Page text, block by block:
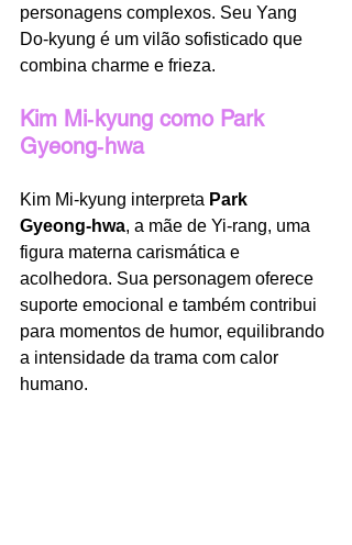
personagens complexos. Seu Yang
Do‑kyung é um vilão sofisticado que
combina charme e frieza.
Kim Mi‑kyung como Park
Gyeong‑hwa
Kim Mi‑kyung interpreta Park
Gyeong‑hwa, a mãe de Yi‑rang, uma
figura materna carismática e
acolhedora. Sua personagem oferece
suporte emocional e também contribui
para momentos de humor, equilibrando
a intensidade da trama com calor
humano.